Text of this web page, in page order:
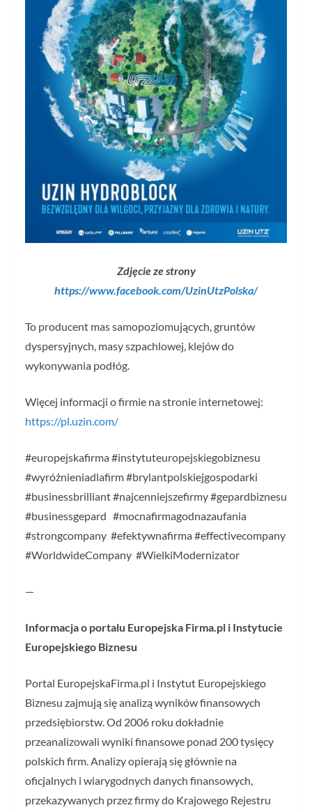
Zdjęcie ze strony
https://www.facebook.com/UzinUtzPolska/
To producent mas samopoziomujących, gruntów
dyspersyjnych, masy szpachlowej, klejów do
wykonywania podłóg.
Więcej informacji o firmie na stronie internetowej:
https://pl.uzin.com/
#europejskafirma #instytuteuropejskiegobiznesu
#wyróżnieniadlafirm #brylantpolskiejgospodarki
#businessbrilliant #najcenniejszefirmy #gepardbiznesu
#businessgepard #mocnafirmagodnazaufania
#strongcompany #efektywnafirma #effectivecompany
#WorldwideCompany #WielkiModernizator
—
Informacja o portalu Europejska Firma.pl i Instytucie
Europejskiego Biznesu
Portal EuropejskaFirma.pl i Instytut Europejskiego
Biznesu zajmują się analizą wyników finansowych
przedsiębiorstw. Od 2006 roku dokładnie
przeanalizowali wyniki finansowe ponad 200 tysięcy
polskich firm. Analizy opierają się głównie na
oficjalnych i wiarygodnych danych finansowych,
przekazywanych przez firmy do Krajowego Rejestru